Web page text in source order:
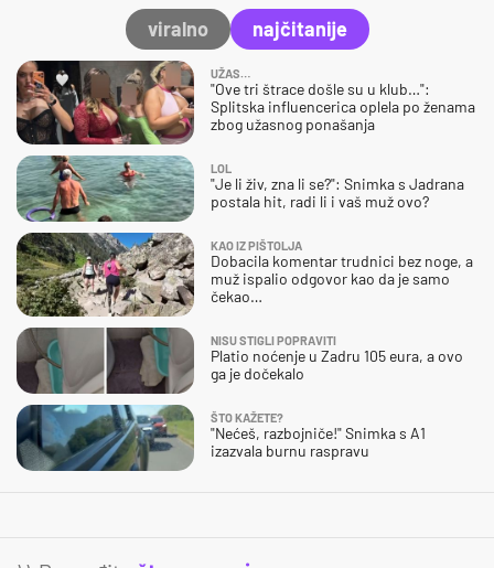
viralno najčitanije
UŽAS…
"Ove tri štrace došle su u klub…":
Splitska influencerica oplela po ženama
zbog užasnog ponašanja
LOL
"Je li živ, zna li se?": Snimka s Jadrana
postala hit, radi li i vaš muž ovo?
KAO IZ PIŠTOLJA
Dobacila komentar trudnici bez noge, a
muž ispalio odgovor kao da je samo
čekao…
NISU STIGLI POPRAVITI
Platio noćenje u Zadru 105 eura, a ovo
ga je dočekalo
ŠTO KAŽETE?
"Nećeš, razbojniče!" Snimka s A1
izazvala burnu raspravu